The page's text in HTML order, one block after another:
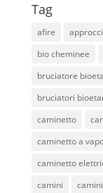
Tag
afire
bio cheminee
bruciatore
bruciatori
caminetto
caminetto a
caminetto
camini